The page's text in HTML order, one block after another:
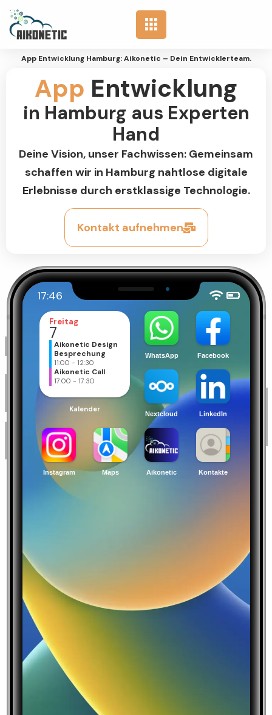
App Entwicklung Hamburg: Aikonetic – Dein Entwicklerteam.
App Entwicklung
in Hamburg aus Experten
Hand
Deine Vision, unser Fachwissen: Gemeinsam
schaffen wir in Hamburg nahtlose digitale
Erlebnisse durch erstklassige Technologie.
Kontakt aufnehmen
17:46
Freitag
7
Aikonetic Design
Besprechung
11:00 - 12:30
Aikonetic Call
17:00 - 17:30
Kalender